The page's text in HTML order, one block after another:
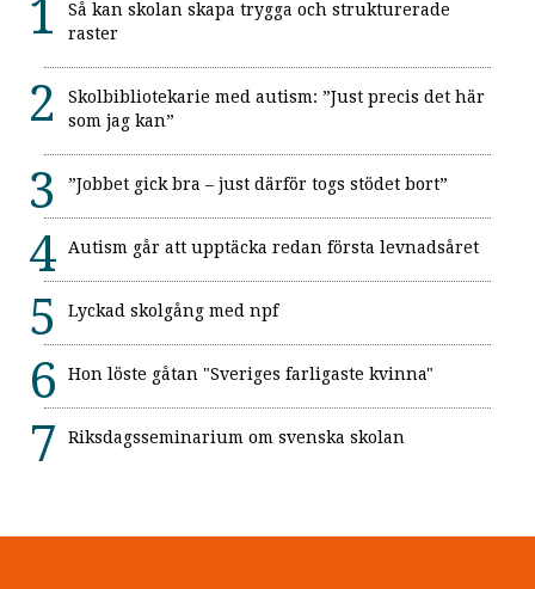
Så kan skolan skapa trygga och strukturerade
raster
Skolbibliotekarie med autism: ”Just precis det här
som jag kan”
”Jobbet gick bra – just därför togs stödet bort”
Autism går att upptäcka redan första levnadsåret
Lyckad skolgång med npf
Hon löste gåtan "Sveriges farligaste kvinna"
Riksdagsseminarium om svenska skolan